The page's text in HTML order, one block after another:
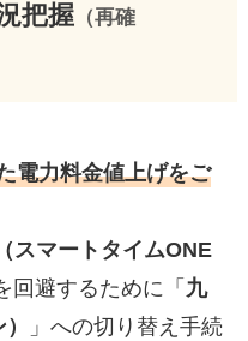
把握 （再確
電力料金値上げをご
スマートタイムONE
回避するために「 九
」への切り替え手続